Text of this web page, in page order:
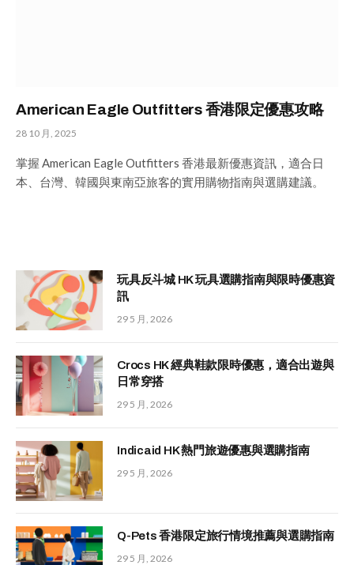
American Eagle Outfitters 香港限定優惠攻略
28 10 月, 2025
掌握 American Eagle Outfitters 香港最新優惠資訊，適合日
本、台灣、韓國與東南亞旅客的實用購物指南與選購建議。
玩具反斗城 HK 玩具選購指南與限時優惠資
訊
29 5 月, 2026
Crocs HK 經典鞋款限時優惠，適合出遊與
日常穿搭
29 5 月, 2026
Indicaid HK 熱門旅遊優惠與選購指南
29 5 月, 2026
Q-Pets 香港限定旅行情境推薦與選購指南
29 5 月, 2026